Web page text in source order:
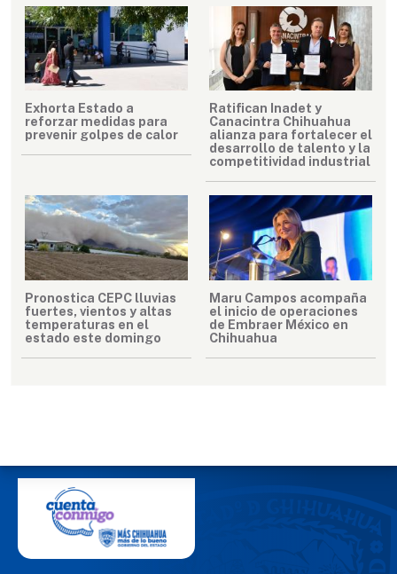
Exhorta Estado a
reforzar medidas para
prevenir golpes de calor
Ratifican Inadet y
Canacintra Chihuahua
alianza para fortalecer el
desarrollo de talento y la
competitividad industrial
Pronostica CEPC lluvias
fuertes, vientos y altas
temperaturas en el
estado este domingo
Maru Campos acompaña
el inicio de operaciones
de Embraer México en
Chihuahua